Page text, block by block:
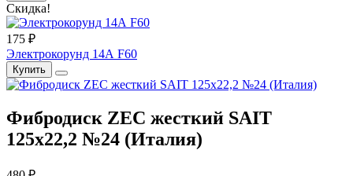
Скидка!
175 ₽
Электрокорунд 14А F60
Купить
Фибродиск ZEC жесткий SAIT
125х22,2 №24 (Италия)